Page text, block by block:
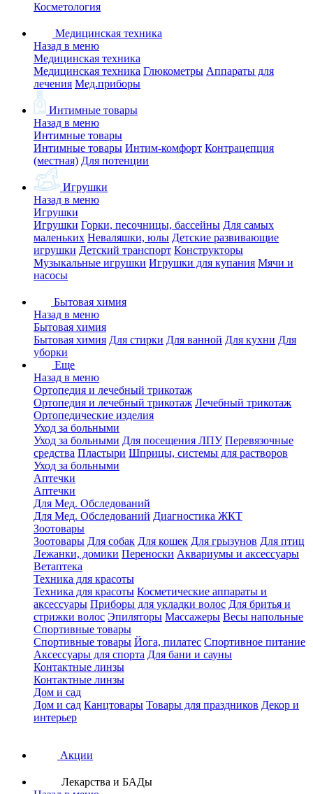
Косметология
Медицинская техника
Назад в меню
Медицинская техника
Медицинская техника Глюкометры Аппараты для
лечения Мед.приборы
Интимные товары
Назад в меню
Интимные товары
Интимные товары Интим-комфорт Контрацепция
(местная) Для потенции
Игрушки
Назад в меню
Игрушки
Игрушки Горки, песочницы, бассейны Для самых
маленьких Неваляшки, юлы Детские развивающие
игрушки Детский транспорт Конструкторы
Музыкальные игрушки Игрушки для купания Мячи и
насосы
Бытовая химия
Назад в меню
Бытовая химия
Бытовая химия Для стирки Для ванной Для кухни Для
уборки
Еще
Назад в меню
Ортопедия и лечебный трикотаж
Ортопедия и лечебный трикотаж Лечебный трикотаж
Ортопедические изделия
Уход за больными
Уход за больными Для посещения ЛПУ Перевязочные
средства Пластыри Шприцы, системы для растворов
Уход за больными
Аптечки
Аптечки
Для Мед. Обследований
Для Мед. Обследований Диагностика ЖКТ
Зоотовары
Зоотовары Для собак Для кошек Для грызунов Для птиц
Лежанки, домики Переноски Аквариумы и аксессуары
Ветаптека
Техника для красоты
Техника для красоты Косметические аппараты и
аксессуары Приборы для укладки волос Для бритья и
стрижки волос Эпиляторы Массажеры Весы напольные
Спортивные товары
Спортивные товары Йога, пилатес Спортивное питание
Аксессуары для спорта Для бани и сауны
Контактные линзы
Контактные линзы
Дом и сад
Дом и сад Канцтовары Товары для праздников Декор и
интерьер
Акции
Лекарства и БАДы